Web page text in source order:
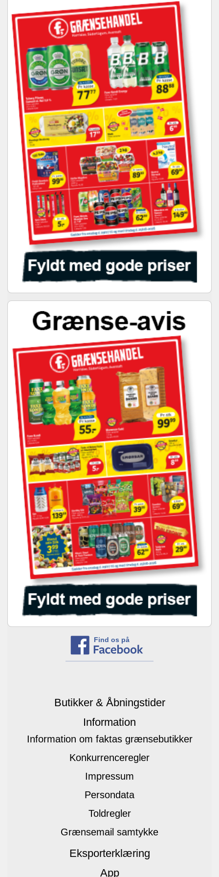
Find os på
Butikker & Åbningstider
Information
Information om faktas grænsebutikker
Konkurrenceregler
Impressum
Persondata
Toldregler
Grænsemail samtykke
Eksporterklæring
App